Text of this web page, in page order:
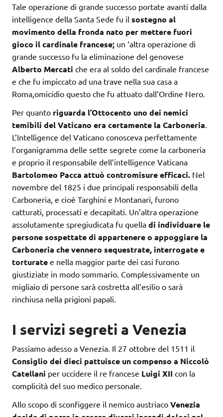
Tale operazione di grande successo portate avanti dalla
intelligence della Santa Sede fu il sostegno al
movimento della fronda nato per mettere fuori
gioco il cardinale francese; un ‘altra operazione di
grande successo fu la eliminazione del genovese
Alberto Mercati che era al soldo del cardinale francese
e che fu impiccato ad una trave nella sua casa a
Roma,omicidio questo che fu attuato dall’Ordine Nero.
Per quanto riguarda l’Ottocento uno dei nemici
temibili del Vaticano era certamente la Carboneria
L’Intelligence del Vaticano conosceva perfettamente
l’organigramma delle sette segrete come la carboneria
e proprio il responsabile dell’intelligence Vaticana
Bartolomeo Pacca attuò contromisure efficaci. Nel
novembre del 1825 i due principali responsabili della
Carboneria, e cioè Targhini e Montanari, furono
catturati, processati e decapitati. Un’altra operazione
assolutamente spregiudicata fu quella di individuare le
persone sospettate di appartenere o appoggiare la
Carboneria che vennero sequestrate, interrogate e
torturate e nella maggior parte dei casi furono
giustiziate in modo sommario. Complessivamente un
migliaio di persone sarà costretta all’esilio o sarà
rinchiusa nella prigioni papali.
I servizi segreti a Venezia
Passiamo adesso a Venezia. Il 27 ottobre del 1511 il
Consiglio dei dieci pattuisce un compenso a Niccolò
Catellani per uccidere il re francese Luigi XII con la
complicità del suo medico personale.
Allo scopo di sconfiggere il nemico austriaco Venezia